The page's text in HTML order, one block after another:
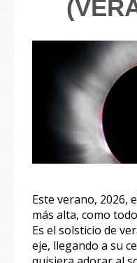
Este verano, 2026,
más alta, como
Es el solsticio de
eje, llegando a su